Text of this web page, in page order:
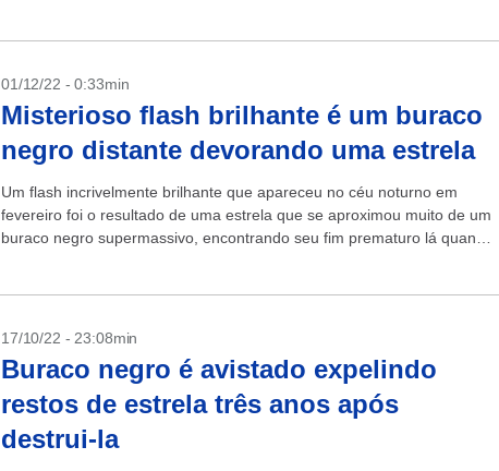
01/12/22 - 0:33min
Misterioso flash brilhante é um buraco
negro distante devorando uma estrela
Um flash incrivelmente brilhante que apareceu no céu noturno em
fevereiro foi o resultado de uma estrela que se aproximou muito de um
buraco negro supermassivo, encontrando seu fim prematuro lá quando
17/10/22 - 23:08min
Buraco negro é avistado expelindo
restos de estrela três anos após
destrui-la